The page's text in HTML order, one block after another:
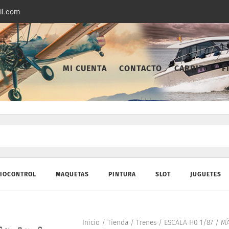
MI CUENTA CONTACTO CARRITO
MAQUETAS PINTURA SLOT JUGUETES
Inicio / Tienda/ Trenes/ ESCALA H0 1/87/